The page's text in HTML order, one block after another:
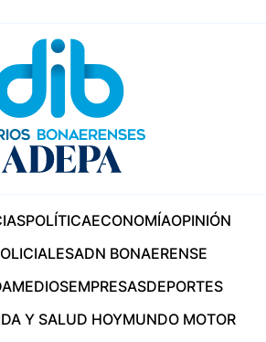
POLÍTICAECONOMÍAOPINIÓN
ADN BONAERENSE
MEDIOSEMPRESASDEPORTES
Y SALUD HOYMUNDO MOTOR